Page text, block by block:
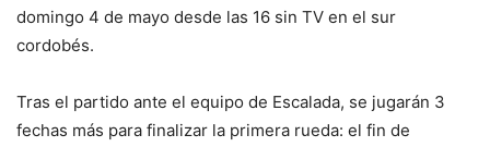
domingo 4 de mayo desde las 16 sin TV en el sur
cordobés.
Tras el partido ante el equipo de Escalada, se jugarán 3
fechas más para finalizar la primera rueda: el fin de